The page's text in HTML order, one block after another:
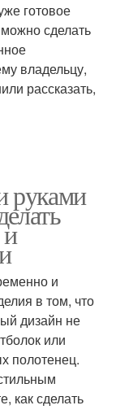
готовое
сделать
владельцу,
рассказать,
руками
и
в том, что
дизайн не
или
полотенец.
как сделать